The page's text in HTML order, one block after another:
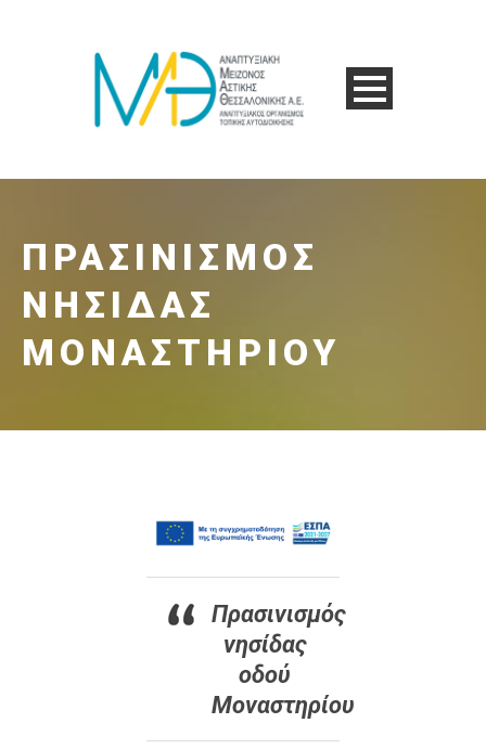
ΠΡΑΣΙΝΙΣΜΌΣ
ΝΗΣΊΔΑΣ
ΜΟΝΑΣΤΗΡΊΟΥ
Πρασινισμός
νησίδας
οδού
Μοναστηρίου